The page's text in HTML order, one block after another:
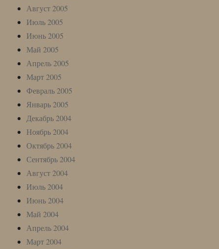
Август 2005
Июль 2005
Июнь 2005
Май 2005
Апрель 2005
Март 2005
Февраль 2005
Январь 2005
Декабрь 2004
Ноябрь 2004
Октябрь 2004
Сентябрь 2004
Август 2004
Июль 2004
Июнь 2004
Май 2004
Апрель 2004
Март 2004